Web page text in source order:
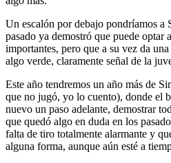
Un escalón por debajo pondríamos a
pasado ya demostró que puede optar
importantes, pero que a su vez da
algo verde, claramente señal de la
Este año tendremos un año más de
que no jugó, yo lo cuento), donde el
nuevo un paso adelante, demostrar
que quedó algo en duda en los
falta de tiro totalmente alarmante y
alguna forma, aunque aún esté a